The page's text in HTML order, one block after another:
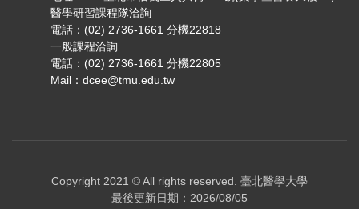
醫學研習課程隊洽詢
電話：(02) 2736-1661 分機22818
一般課程洽詢
電話：(02) 2736-1661 分機22805
Mail：dcee@tmu.edu.tw
Copyright 2021 © All rights reserved. 臺北醫學大學
最後更新日期：2026/08/05